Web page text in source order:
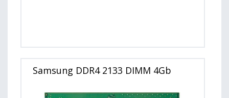
Samsung DDR4 2133 DIMM 4Gb